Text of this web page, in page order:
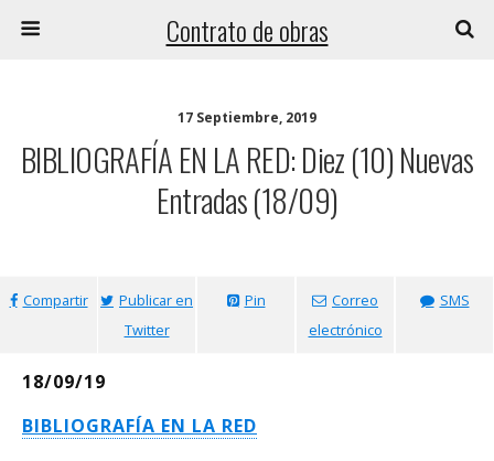
Contrato de obras
17 Septiembre, 2019
BIBLIOGRAFÍA EN LA RED: Diez (10) Nuevas
Entradas (18/09)
Compartir
Publicar en
Twitter
Pin
Correo
electrónico
SMS
18/09/19
BIBLIOGRAFÍA EN LA RED